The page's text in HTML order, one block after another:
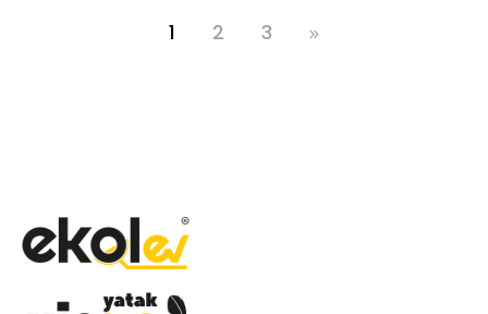
1 2 3